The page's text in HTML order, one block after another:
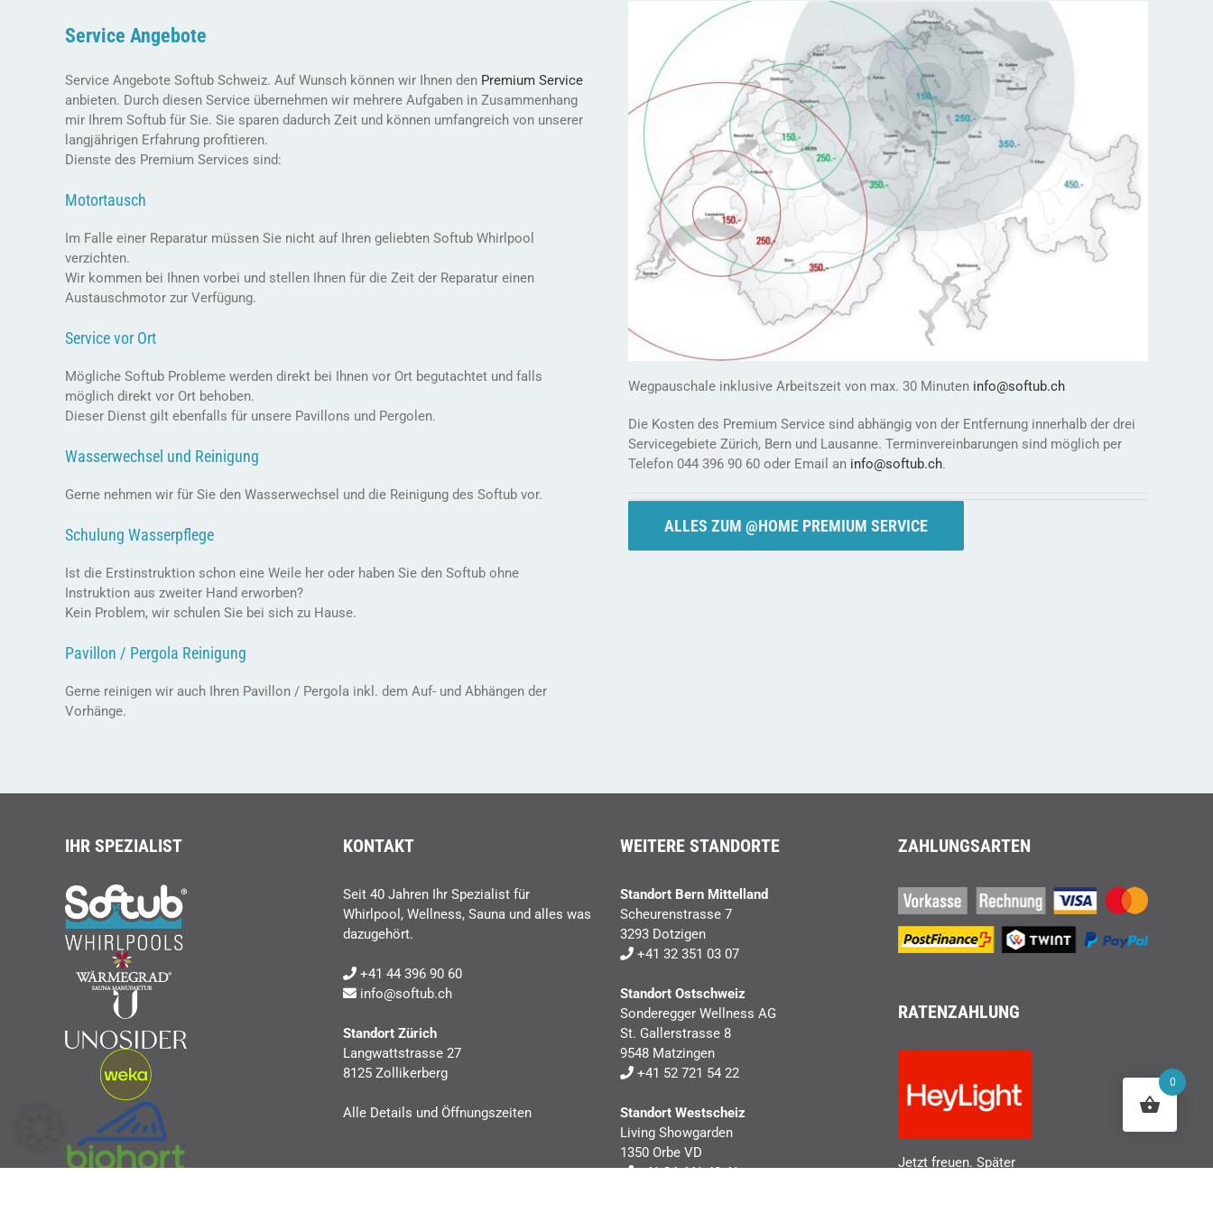
Service Angebote
Service Angebote Softub Schweiz. Auf Wunsch können wir Ihnen den Premium Service
anbieten. Durch diesen Service übernehmen wir mehrere Aufgaben in Zusammenhang
mir Ihrem Softub für Sie. Sie sparen dadurch Zeit und können umfangreich von unserer
langjährigen Erfahrung profitieren.
Dienste des Premium Services sind:
Motortausch
Im Falle einer Reparatur müssen Sie nicht auf Ihren geliebten Softub Whirlpool
verzichten.
Wir kommen bei Ihnen vorbei und stellen Ihnen für die Zeit der Reparatur einen
Austauschmotor zur Verfügung.
Service vor Ort
Mögliche Softub Probleme werden direkt bei Ihnen vor Ort begutachtet und falls
möglich direkt vor Ort behoben.
Dieser Dienst gilt ebenfalls für unsere Pavillons und Pergolen.
Wasserwechsel und Reinigung
Gerne nehmen wir für Sie den Wasserwechsel und die Reinigung des Softub vor.
Schulung Wasserpflege
Ist die Erstinstruktion schon eine Weile her oder haben Sie den Softub ohne
Instruktion aus zweiter Hand erworben?
Kein Problem, wir schulen Sie bei sich zu Hause.
Pavillon / Pergola Reinigung
Gerne reinigen wir auch Ihren Pavillon / Pergola inkl. dem Auf- und Abhängen der
Vorhänge.
Wegpauschale inklusive Arbeitszeit von max. 30 Minuten info@softub.ch
Die Kosten des Premium Service sind abhängig von der Entfernung innerhalb der drei
Servicegebiete Zürich, Bern und Lausanne. Terminvereinbarungen sind möglich per
Telefon 044 396 90 60 oder Email an info@softub.ch.
ALLES ZUM @HOME PREMIUM SERVICE
IHR SPEZIALIST KONTAKT
Seit 40 Jahren Ihr Spezialist für
Whirlpool, Wellness, Sauna und alles was
dazugehört.
+41 44 396 90 60
info@softub.ch
Standort Zürich
Langwattstrasse 27
8125 Zollikerberg
Alle Details und Öffnungszeiten
WEITERE STANDORTE
Standort Bern Mittelland
Scheurenstrasse 7
3293 Dotzigen
+41 32 351 03 07
Standort Ostschweiz
Sonderegger Wellness AG
St. Gallerstrasse 8
9548 Matzingen
+41 52 721 54 22
Standort Westscheiz
Living Showgarden
1350 Orbe VD
+41 24 441 40 41
ZAHLUNGSARTEN
RATENZAHLUNG
Jetzt freuen. Später
0